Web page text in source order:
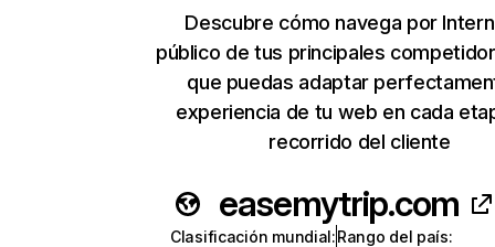
Descubre cómo navega por
público de tus principales
que puedas adaptar
experiencia de tu web en cada
recorrido del cliente
easemytrip.com
Clasificación mundial:Rango del país: